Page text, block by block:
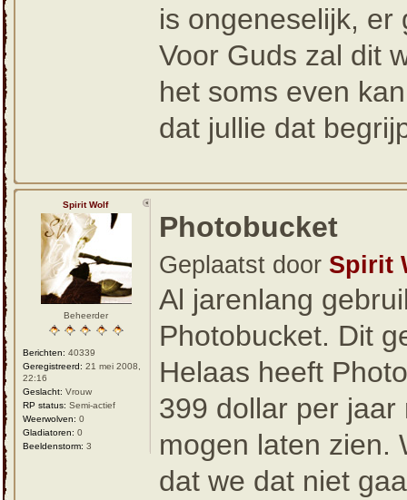
is ongeneselijk, er
Voor Guds zal dit
het soms even
dat jullie dat
Spirit Wolf
Beheerder
Berichten: 40339
Geregistreerd: 21 mei 2008,
22:16
Geslacht: Vrouw
RP status: Semi-actief
Weerwolven: 0
Gladiatoren: 0
Beeldenstorm: 3
Photobucket
Geplaatst door Spirit
Al jarenlang
Photobucket. Dit
Helaas heeft
399 dollar per
mogen laten zien.
dat we dat niet